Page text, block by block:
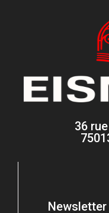
36
Newsletter